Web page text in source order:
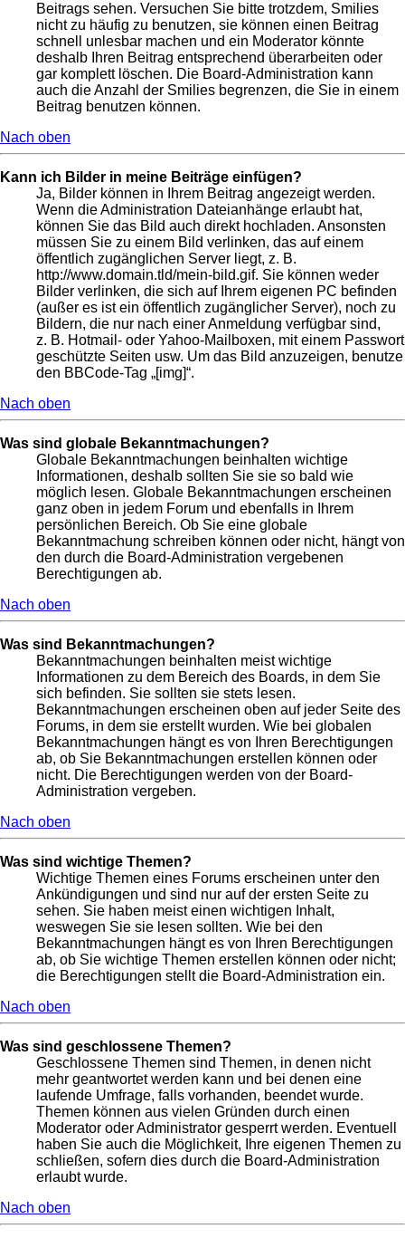
Beitrags sehen. Versuchen Sie bitte trotzdem, Smilies
nicht zu häufig zu benutzen, sie können einen Beitrag
schnell unlesbar machen und ein Moderator könnte
deshalb Ihren Beitrag entsprechend überarbeiten oder
gar komplett löschen. Die Board-Administration kann
auch die Anzahl der Smilies begrenzen, die Sie in einem
Beitrag benutzen können.
Nach oben
Kann ich Bilder in meine Beiträge einfügen?
Ja, Bilder können in Ihrem Beitrag angezeigt werden.
Wenn die Administration Dateianhänge erlaubt hat,
können Sie das Bild auch direkt hochladen. Ansonsten
müssen Sie zu einem Bild verlinken, das auf einem
öffentlich zugänglichen Server liegt, z. B.
http://www.domain.tld/mein-bild.gif. Sie können weder
Bilder verlinken, die sich auf Ihrem eigenen PC befinden
(außer es ist ein öffentlich zugänglicher Server), noch zu
Bildern, die nur nach einer Anmeldung verfügbar sind,
z. B. Hotmail- oder Yahoo-Mailboxen, mit einem Passwort
geschützte Seiten usw. Um das Bild anzuzeigen, benutze
den BBCode-Tag „[img]“.
Nach oben
Was sind globale Bekanntmachungen?
Globale Bekanntmachungen beinhalten wichtige
Informationen, deshalb sollten Sie sie so bald wie
möglich lesen. Globale Bekanntmachungen erscheinen
ganz oben in jedem Forum und ebenfalls in Ihrem
persönlichen Bereich. Ob Sie eine globale
Bekanntmachung schreiben können oder nicht, hängt von
den durch die Board-Administration vergebenen
Berechtigungen ab.
Nach oben
Was sind Bekanntmachungen?
Bekanntmachungen beinhalten meist wichtige
Informationen zu dem Bereich des Boards, in dem Sie
sich befinden. Sie sollten sie stets lesen.
Bekanntmachungen erscheinen oben auf jeder Seite des
Forums, in dem sie erstellt wurden. Wie bei globalen
Bekanntmachungen hängt es von Ihren Berechtigungen
ab, ob Sie Bekanntmachungen erstellen können oder
nicht. Die Berechtigungen werden von der Board-
Administration vergeben.
Nach oben
Was sind wichtige Themen?
Wichtige Themen eines Forums erscheinen unter den
Ankündigungen und sind nur auf der ersten Seite zu
sehen. Sie haben meist einen wichtigen Inhalt,
weswegen Sie sie lesen sollten. Wie bei den
Bekanntmachungen hängt es von Ihren Berechtigungen
ab, ob Sie wichtige Themen erstellen können oder nicht;
die Berechtigungen stellt die Board-Administration ein.
Nach oben
Was sind geschlossene Themen?
Geschlossene Themen sind Themen, in denen nicht
mehr geantwortet werden kann und bei denen eine
laufende Umfrage, falls vorhanden, beendet wurde.
Themen können aus vielen Gründen durch einen
Moderator oder Administrator gesperrt werden. Eventuell
haben Sie auch die Möglichkeit, Ihre eigenen Themen zu
schließen, sofern dies durch die Board-Administration
erlaubt wurde.
Nach oben